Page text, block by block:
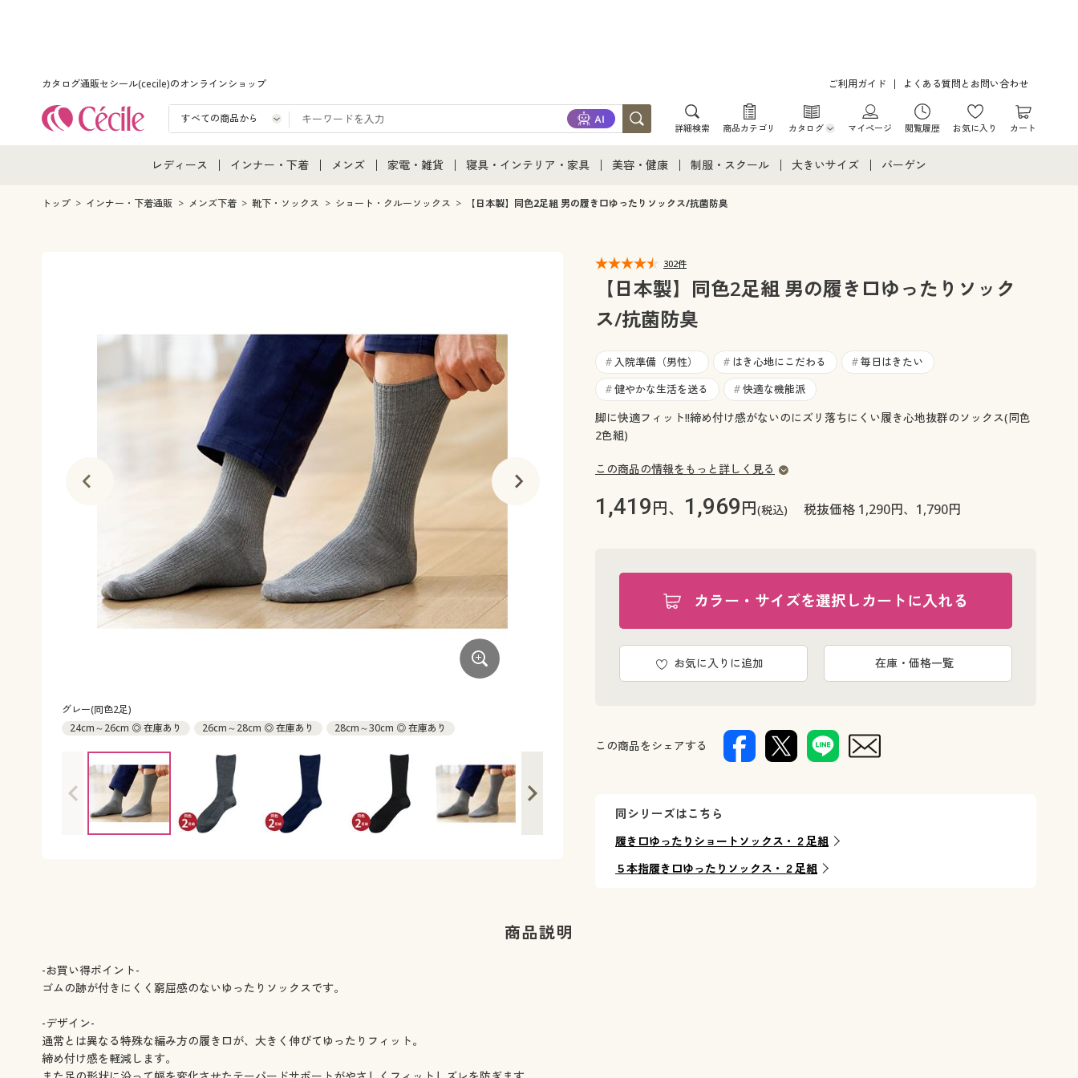
カタログ通販セシール(cecile)のオンラインショップ ご利用ガイド よくある質問とお問い合わせ
詳細検索 商品カテゴリ カタログ
カタログ・チラシからのご注文
マイページ 閲覧履歴 お気に入り カート
レディース
レディース通販すべて
インナー・下着
インナー・下着通販すべて
メンズ
メンズ通販すべて
家電・雑貨
家電・雑貨すべて
寝具・インテリア・家具
寝具・インテリア・家具通販すべて
カーテン・ラグ・ファブリック
美容・健康
美容・健康通販すべて
制服・スクール
制服・スクールすべて
ジュニア・ティーンズ下着
大きいサイズ
大きいサイズ レディース下着
大きいサイズ 事務・制服
バーゲン
トップ インナー・下着通販 メンズ下着 靴下・ソックス ショート・クルーソックス 【日本製】同色2足組 男の履き口ゆったりソックス/抗菌防臭
グレー(同色2足)
24cm～26cm ◎ 在庫あり
26cm～28cm ◎ 在庫あり 28cm～30cm ◎ 在庫あり
302件
【日本製】同色2足組 男の履き口ゆったりソック
ス/抗菌防臭
# 入院準備（男性） # はき心地にこだわる # 毎日はきたい
# 健やかな生活を送る # 快適な機能派
脚に快適フィット!!締め付け感がないのにズリ落ちにくい履き心地抜群のソックス(同色
2色組)
この商品の情報をもっと詳しく見る
1,419円、 1,969円(税込) 税抜価格 1,290円、1,790円
カラー・サイズを選択しカートに入れる
お気に入りに追加 在庫・価格一覧
この商品をシェアする
同シリーズはこちら
履き口ゆったりショートソックス・２足組
５本指履き口ゆったりソックス・２足組
商品説明
-お買い得ポイント-
ゴムの跡が付きにくく窮屈感のないゆったりソックスです。
-デザイン-
通常とは異なる特殊な編み方の履き口が、大きく伸びてゆったりフィット。
締め付け感を軽減します。